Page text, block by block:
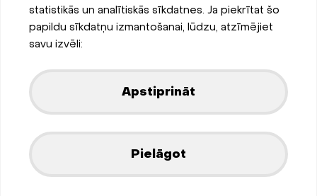
statistikās un analītiskās sīkdatnes. Ja piekrītat šo
papildu sīkdatņu izmantošanai, lūdzu, atzīmējiet
savu izvēli:
Apstiprināt
Pielāgot
Sīkdatņu iestatījumi
Privātuma un sīkdatņu
Izstrādājis